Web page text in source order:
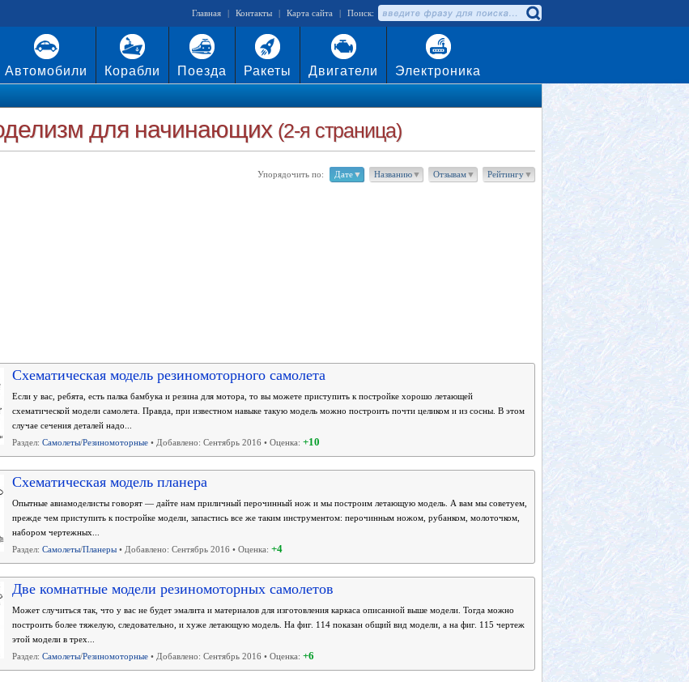
Главная | Контакты | Карта сайта | Поиск:
Автомобили Корабли Поезда Ракеты Двигатели Электроника
для начинающих (2-я страница)
Упорядочить по: Дате▼ Названию▼ Отзывам▼ Рейтингу▼
Схематическая модель резиномоторного самолета
Если у вас, ребята, есть палка бамбука и резина для мотора, то вы можете приступить к постройке хорошо летающей
схематической модели самолета. Правда, при известном навыке такую модель можно построить почти целиком и из сосны. В этом
случае сечения деталей надо...
Раздел: Самолеты/Резиномоторные • Добавлено: Сентябрь 2016 • Оценка: +10
Схематическая модель планера
Опытные авиамоделисты говорят — дайте нам приличный перочинный нож и мы построим летающую модель. А вам мы советуем,
прежде чем приступить к постройке модели, запастись все же таким инструментом: перочинным ножом, рубанком, молоточком,
набором чертежных...
Раздел: Самолеты/Планеры • Добавлено: Сентябрь 2016 • Оценка: +4
Две комнатные модели резиномоторных самолетов
Может случиться так, что у вас не будет эмалита и материалов для изготовления каркаса описанной выше модели. Тогда можно
построить более тяжелую, следовательно, и хуже летающую модель. На фиг. 114 показан общий вид модели, а на фиг. 115 чертеж
этой модели в трех...
Раздел: Самолеты/Резиномоторные • Добавлено: Сентябрь 2016 • Оценка: +6